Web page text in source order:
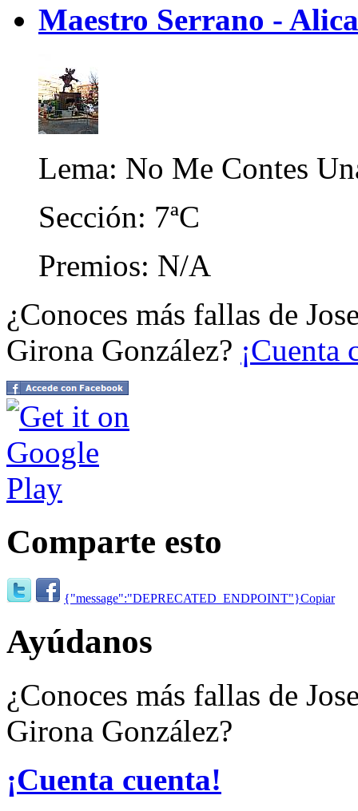
Maestro Serrano -
Lema: No Me Contes
Sección: 7ªC
Premios: N/A
¿Conoces más fallas de
Girona González? ¡Cuenta
Comparte esto
{"message":"DEPRECATED_ENDPOINT"}Copiar
Ayúdanos
¿Conoces más fallas de
Girona González?
¡Cuenta cuenta!